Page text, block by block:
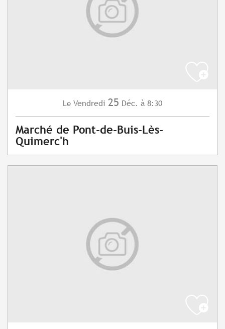
Le Vendredi 25 Déc. à 8:30
Marché de Pont-de-Buis-Lès-
Quimerc'h